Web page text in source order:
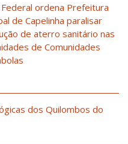
Federal ordena Prefeitura
de Capelinha paralisar
de aterro sanitário nas
de Comunidades
dos Quilombos do